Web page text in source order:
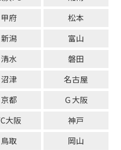
甲府
松本
新潟
富山
清水
磐田
沼津
名古屋
京都
Ｇ大阪
大阪
神戸
鳥取
岡山